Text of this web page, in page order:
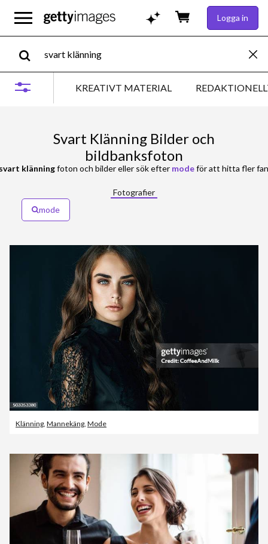
Logga in
KREATIVT MATERIAL
Svart Klänning Bilder och
bildbanksfoton
klänningfoton och bilder eller sök efter modeför att hitta fler
Fotografier
mode
Klänning, Mannekäng, Mode